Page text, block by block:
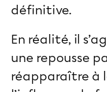
définitive.
En réalité, il
une repousse
réapparaître à